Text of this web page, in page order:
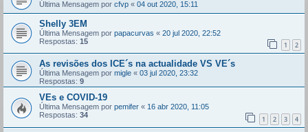
Última Mensagem por cfvp « 04 out 2020, 15:11
Shelly 3EM
Última Mensagem por papacurvas « 20 jul 2020, 22:52
Respostas: 15 1 2
As revisões dos ICE´s na actualidade VS VE´s
Última Mensagem por migle « 03 jul 2020, 23:32
Respostas: 9
VEs e COVID-19
Última Mensagem por pemifer « 16 abr 2020, 11:05
Respostas: 34 1 2 3 4